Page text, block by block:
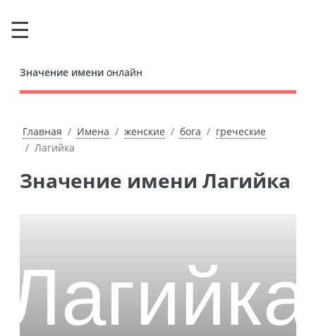
Значение имени онлайн
Главная Имена женские бога
греческие
Лагийка
Значение имени Лагийка